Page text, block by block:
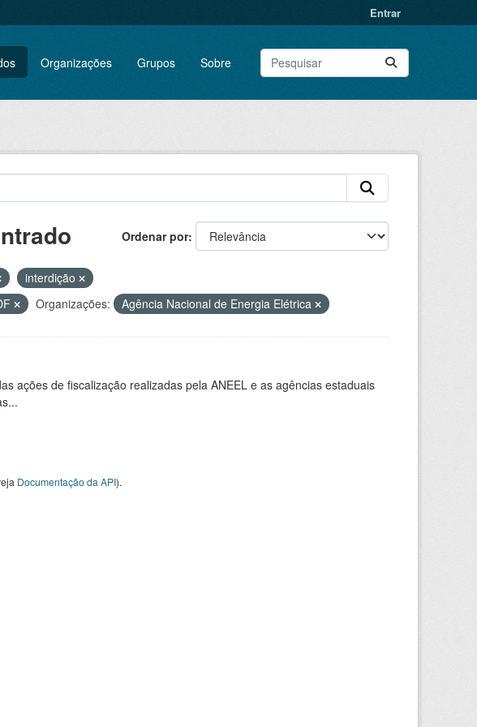
Entrar
Organizações Grupos Sobre
Ordenar por
interdição
Organizações: Agência Nacional de Energia Elétrica
ações de fiscalização realizadas pela ANEEL e as agências estaduais
Documentação da API).